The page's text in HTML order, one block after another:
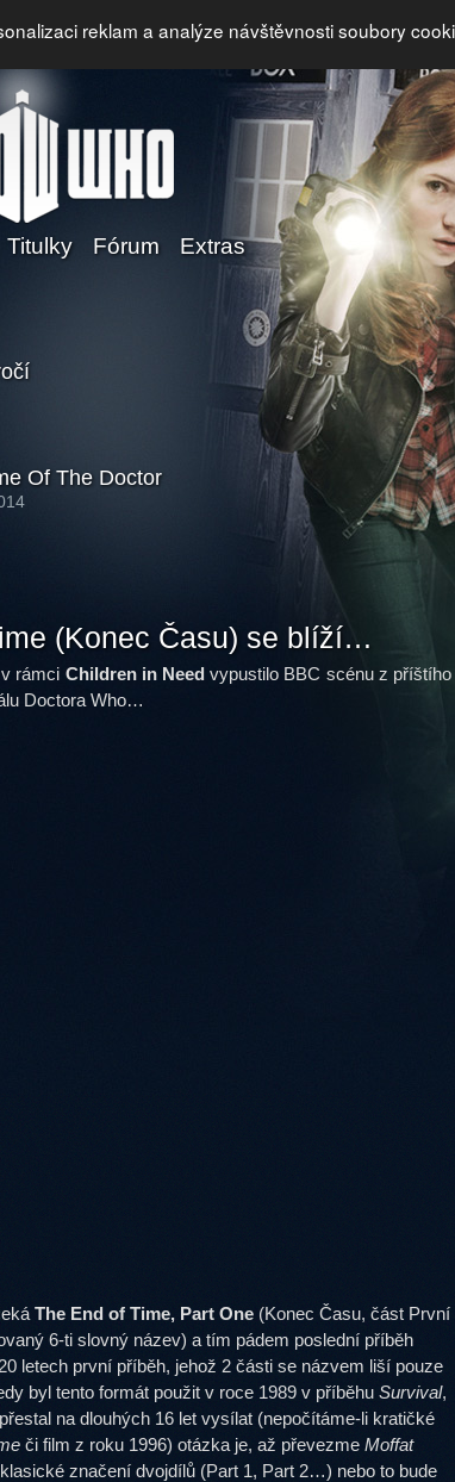
reklam a analýze návštěvnosti soubory
Titulky Fórum Extras
Of The Doctor
(Konec Času) se blíží…
rámci Children in Need vypustilo BBC scénu z příštího
Doctora Who…
The End of Time, Part One(Konec Času, část První
6-ti slovný název) a tím pádem poslední příběh
letech první příběh, jehož 2 části se názvem liší pouze
byl tento formát použit v roce 1989 v příběhu Survival,
na dlouhých 16 let vysílat (nepočítáme-li kratičké
či film z roku 1996) otázka je, až převezme Moffat
značení dvojdílů (Part 1, Part 2…) nebo to bude